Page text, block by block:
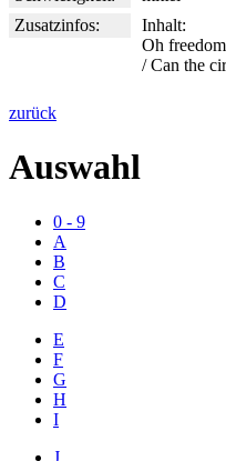
Zusatzinfos:
Inhalt:
Oh
/ Can the
zurück
Auswahl
0 - 9
A
B
C
D
E
F
G
H
I
J